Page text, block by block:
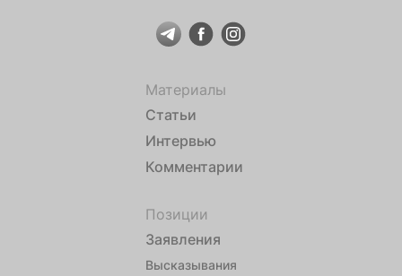
Материалы
Статьи
Интервью
Комментарии
Позиции
Заявления
Высказывания